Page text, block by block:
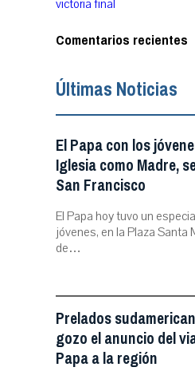
victoria final
Comentarios recientes
Últimas Noticias
El Papa con los
Iglesia como Madre,
San Francisco
El Papa hoy tuvo un
jóvenes, en la Plaza Santa
de…
Prelados
gozo el anuncio del
Papa a la región